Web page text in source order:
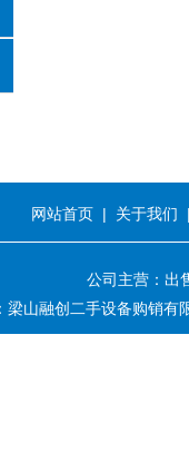
网站首页 | 关于我们
公司主营：出
梁山融创二手设备购销